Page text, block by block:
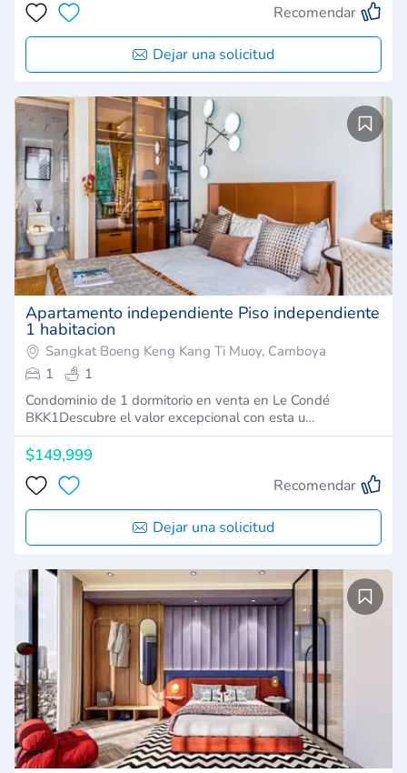
Recomendar
Dejar una solicitud
Apartamento independiente Piso independiente
1 habitacion
Sangkat Boeng Keng Kang Ti Muoy, Camboya
1
1
Condominio de 1 dormitorio en venta en Le Condé
BKK1Descubre el valor excepcional con esta u…
$149,999
Recomendar
Dejar una solicitud